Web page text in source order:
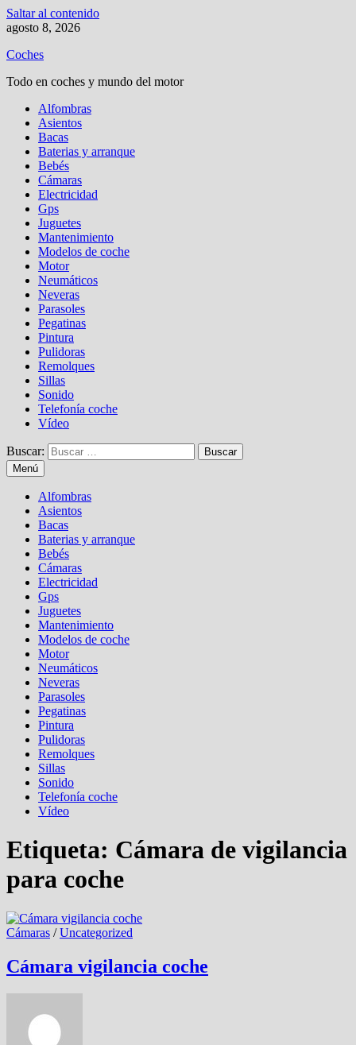
Saltar al contenido
agosto 8, 2026
Coches
Todo en coches y mundo del motor
Alfombras
Asientos
Bacas
Baterias y arranque
Bebés
Cámaras
Electricidad
Gps
Juguetes
Mantenimiento
Modelos de coche
Motor
Neumáticos
Neveras
Parasoles
Pegatinas
Pintura
Pulidoras
Remolques
Sillas
Sonido
Telefonía coche
Vídeo
Buscar:
Menú
Alfombras
Asientos
Bacas
Baterias y arranque
Bebés
Cámaras
Electricidad
Gps
Juguetes
Mantenimiento
Modelos de coche
Motor
Neumáticos
Neveras
Parasoles
Pegatinas
Pintura
Pulidoras
Remolques
Sillas
Sonido
Telefonía coche
Vídeo
Etiqueta: Cámara de vigilancia
para coche
Cámaras /Uncategorized
Cámara vigilancia coche